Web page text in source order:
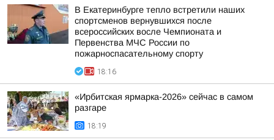
В Екатеринбурге тепло встретили наших
спортсменов вернувшихся после
всероссийских восле Чемпионата и
Первенства МЧС России по
пожарноспасательному спорту
18:16
«Ирбитская ярмарка-2026» сейчас в самом
разгаре
18:19